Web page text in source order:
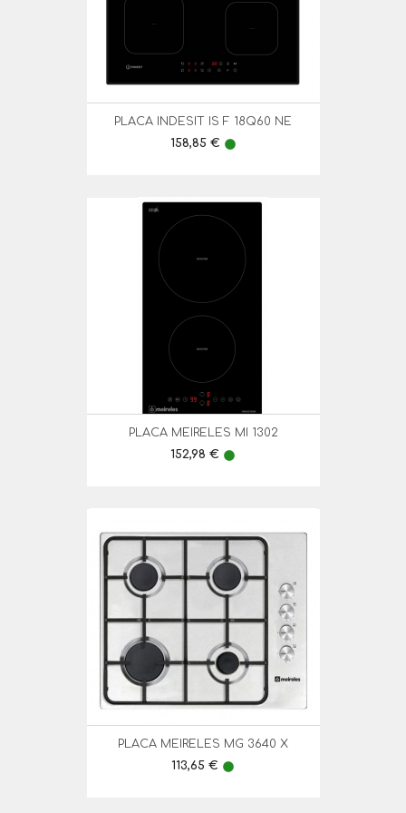
PLACA INDESIT IS F 18Q60 NE
Preço
158,85 € lens
PLACA MEIRELES MI 1302
Preço
152,98 € lens
PLACA MEIRELES MG 3640 X
Preço
113,65 € lens